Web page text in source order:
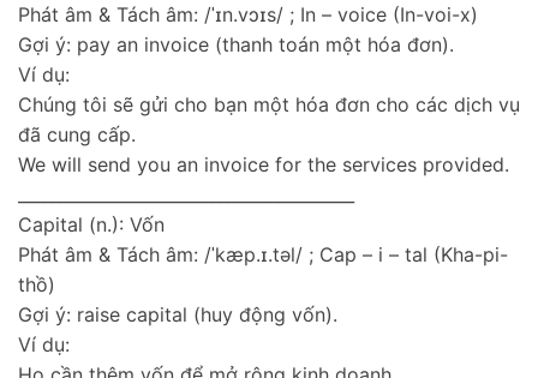
Phát âm & Tách âm: /ˈɪn.vɔɪs/ ; In – voice (In-voi-x)
Gợi ý: pay an invoice (thanh toán một hóa đơn).
Ví dụ:
Chúng tôi sẽ gửi cho bạn một hóa đơn cho các dịch vụ
đã cung cấp.
We will send you an invoice for the services provided.
Capital (n.): Vốn
Phát âm & Tách âm: /ˈkæp.ɪ.təl/ ; Cap – i – tal (Kha-pi-
thồ)
Gợi ý: raise capital (huy động vốn).
Ví dụ: